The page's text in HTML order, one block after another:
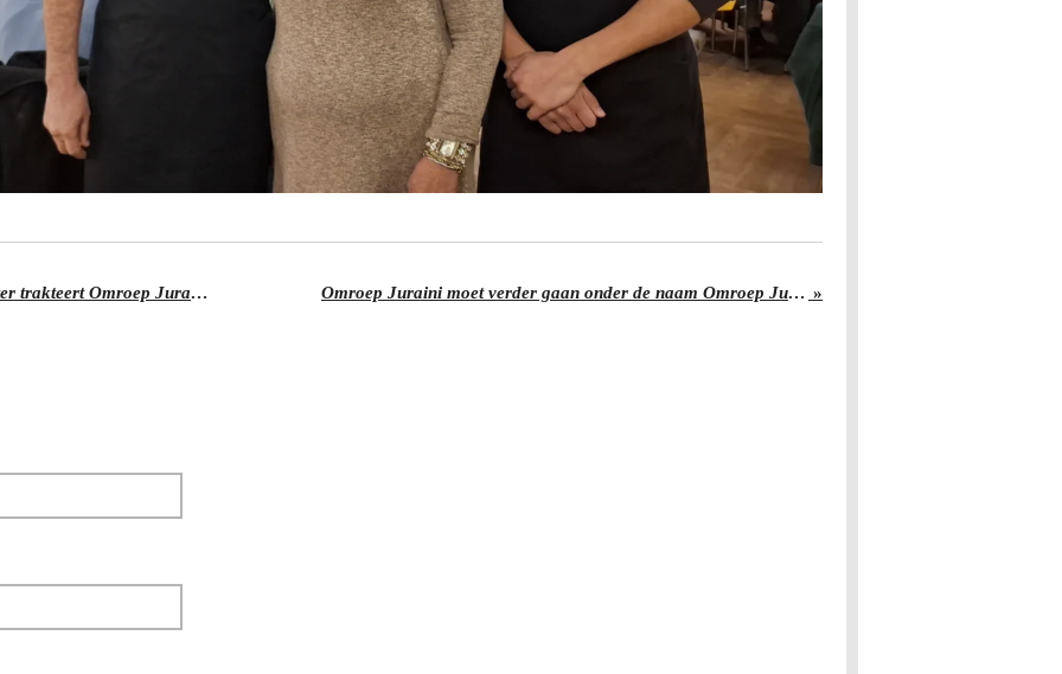
Kevin Goes, manager van NPO Luister trakteert Omroep Juraini op een bezoekje aan NPO Omroep Juraini moet verder gaan onder de naam Omroep Juraini Twee »